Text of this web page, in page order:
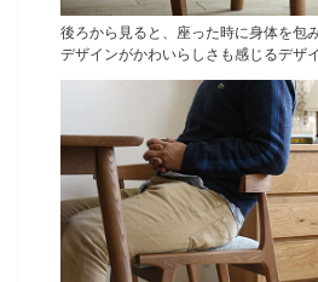
後ろから見ると、座った時に身体を包
デザインがかわいらしさも感じるデザイ